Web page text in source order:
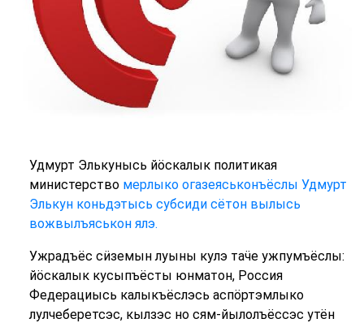
Удмурт Элькунысь йӧскалык политикая
министерство мерлыко огазеяськонъёслы Удмурт
Элькун коньдэтысь субсиди сётон вылысь
вожвылъяськон ялэ.
Ужрадъёс сӥземын луыны кулэ таӵе ужпумъёслы:
йӧскалык кусыпъёсты юнматон, Россия
Федерациысь калыкъёслэсь аспӧртэмлыко
лулчеберетсэс, кылзэс но сям-йылолъёссэс утён